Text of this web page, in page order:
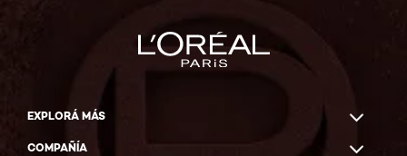
EXPLORÁ MÁS
COMPAÑÍA